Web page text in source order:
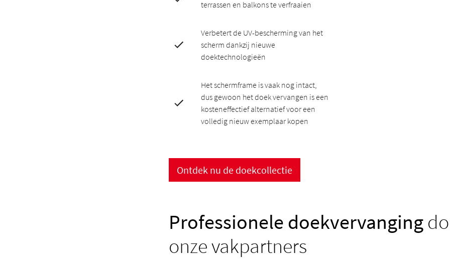
terrassen en balkons te verfraaien
Verbetert de UV-bescherming van het
scherm dankzij nieuwe
doektechnologieën
Het schermframe is vaak nog intact,
dus gewoon het doek vervangen is een
kosteneffectief alternatief voor een
volledig nieuw exemplaar kopen
Ontdek nu de doekcollectie
Professionele doekvervanging
onze vakpartners